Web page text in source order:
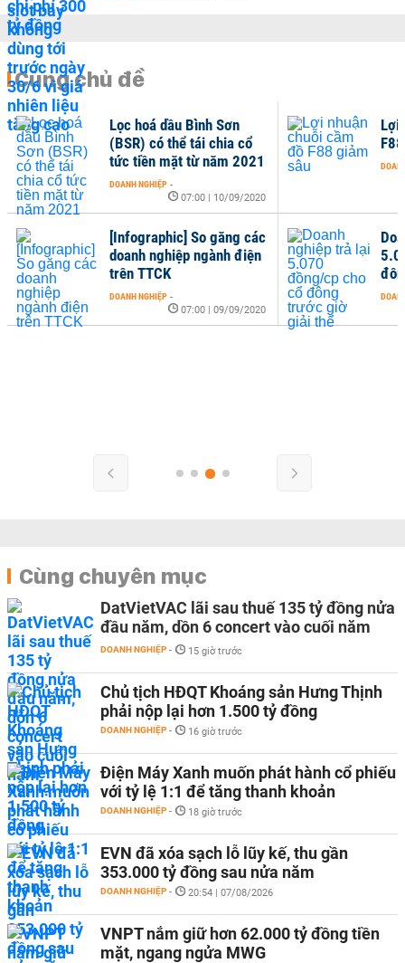
Cùng chủ đề
Lọc hoá dầu Bình Sơn
(BSR) có thể tái chia cổ
tức tiền mặt từ năm 2021
DOANH NGHIỆP -
07:00 | 10/09/2020
[Infographic] So găng các
doanh nghiệp ngành điện
trên TTCK
DOANH NGHIỆP -
07:00 | 09/09/2020
Lợi
Cùng chuyên mục
DatVietVAC lãi sau thuế 135 tỷ đồng nửa
đầu năm, dồn 6 concert vào cuối năm
DOANH NGHIỆP - 15 giờ trước
Chủ tịch HĐQT Khoáng sản Hưng Thịnh
phải nộp lại hơn 1.500 tỷ đồng
DOANH NGHIỆP - 16 giờ trước
Điện Máy Xanh muốn phát hành cổ phiếu
với tỷ lệ 1:1 để tăng thanh khoản
DOANH NGHIỆP - 18 giờ trước
EVN đã xóa sạch lỗ lũy kế, thu gần
353.000 tỷ đồng sau nửa năm
DOANH NGHIỆP - 20:54 | 07/08/2026
VNPT nắm giữ hơn 62.000 tỷ đồng tiền
mặt, ngang ngửa MWG